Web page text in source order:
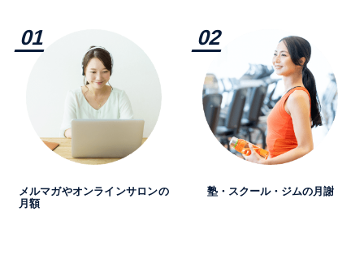
メルマガやオンラインサロンの
月額
塾・スクール・ジムの月謝